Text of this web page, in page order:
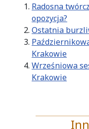
Radosna
opozycja?
Ostatnia
Krakowie
Wrześniowa
Krakowie